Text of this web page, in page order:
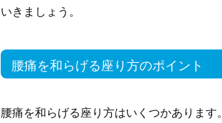
いきましょう。
腰痛を和らげる座り方のポイント
腰痛を和らげる座り方はいくつかあります。